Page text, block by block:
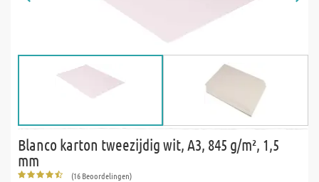
Blanco karton tweezijdig wit, A3, 845 g/m², 1,5
mm
(16 Beoordelingen)